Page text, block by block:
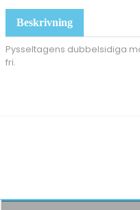
Beskrivning
Pysseltagens dubbelsidiga
fri.